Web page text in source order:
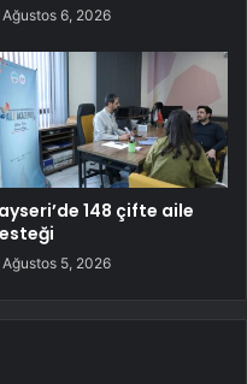
Ağustos 6, 2026
148 çifte aile
Ağustos 5, 2026